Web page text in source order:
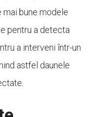
mai bune modele
pentru a detecta
a interveni într-un
astfel daunele